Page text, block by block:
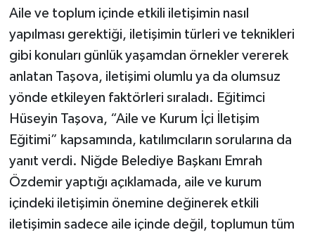
Aile ve toplum içinde etkili iletişimin nasıl
yapılması gerektiği, iletişimin türleri ve teknikleri
gibi konuları günlük yaşamdan örnekler vererek
anlatan Taşova, iletişimi olumlu ya da olumsuz
yönde etkileyen faktörleri sıraladı. Eğitimci
Hüseyin Taşova, “Aile ve Kurum İçi İletişim
Eğitimi” kapsamında, katılımcıların sorularına da
yanıt verdi. Niğde Belediye Başkanı Emrah
Özdemir yaptığı açıklamada, aile ve kurum
içindeki iletişimin önemine değinerek etkili
iletişimin sadece aile içinde değil, toplumun tüm